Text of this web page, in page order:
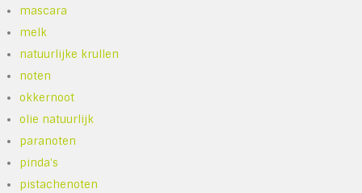
mascara
melk
natuurlijke krullen
noten
okkernoot
olie natuurlijk
paranoten
pinda's
pistachenoten